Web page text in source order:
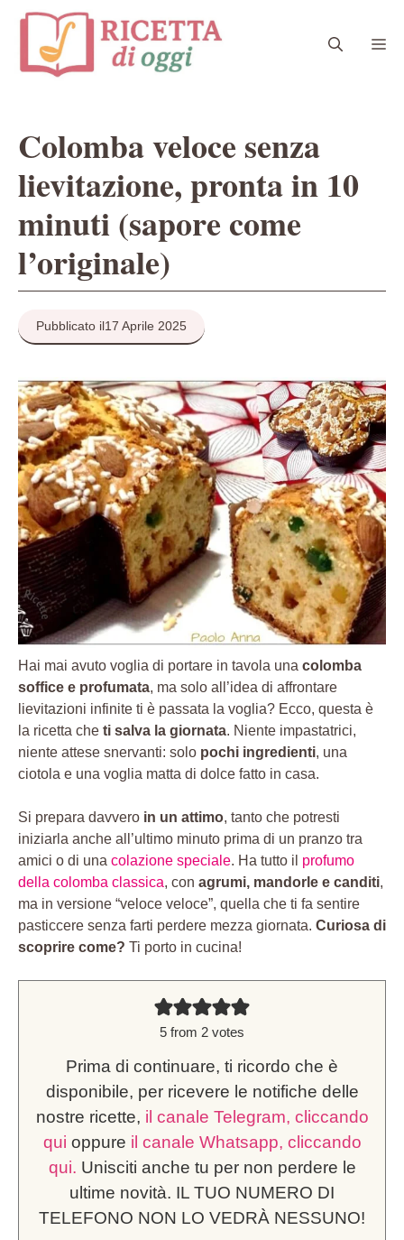
contenuto
Colomba veloce senza
lievitazione, pronta in 10
minuti (sapore come
l’originale)
Pubblicato il17 Aprile 2025
Hai mai avuto voglia di portare in tavola una colomba
soffice e profumata, ma solo all’idea di affrontare
lievitazioni infinite ti è passata la voglia? Ecco, questa è
la ricetta che ti salva la giornata. Niente impastatrici,
niente attese snervanti: solo pochi ingredienti, una
ciotola e una voglia matta di dolce fatto in casa.
Si prepara davvero in un attimo, tanto che potresti
iniziarla anche all’ultimo minuto prima di un pranzo tra
amici o di una colazione speciale. Ha tutto il profumo
della colomba classica, con agrumi, mandorle e canditi,
ma in versione “veloce veloce”, quella che ti fa sentire
pasticcere senza farti perdere mezza giornata. Curiosa di
scoprire come? Ti porto in cucina!
5 from 2 votes
Prima di continuare, ti ricordo che è
disponibile, per ricevere le notifiche delle
nostre ricette, il canale Telegram, cliccando
qui oppure il canale Whatsapp, cliccando
qui. Unisciti anche tu per non perdere le
ultime novità. IL TUO NUMERO DI
TELEFONO NON LO VEDRÀ NESSUNO!